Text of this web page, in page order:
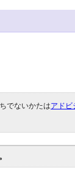
でないかたはアドビ